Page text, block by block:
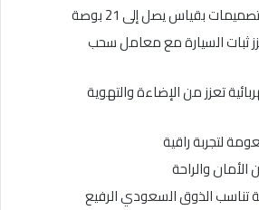
بقياس يصل إلى 21 بوصة
ثبات السيارة مع معامل سحب
تعزز من الإضاءة والتهوية
لتجربة راقية
الأمان والراحة
تناسب الذوق السعودي الرفيع